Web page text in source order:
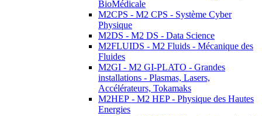
BioMédicale
M2CPS - M2 CPS - Système Cyber
Physique
M2DS - M2 DS - Data Science
M2FLUIDS - M2 Fluids - Mécanique des
Fluides
M2GI - M2 GI-PLATO - Grandes
installations - Plasmas, Lasers,
Accélérateurs, Tokamaks
M2HEP - M2 HEP - Physique des Hautes
Energies